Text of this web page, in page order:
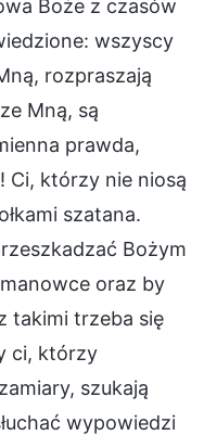
Boże z czasów
wszyscy
rozpraszają
Mną, są
prawda,
Ci, którzy nie niosą
szatana.
Bożym
oraz by
takimi trzeba się
ci, którzy
szukają
wypowiedzi